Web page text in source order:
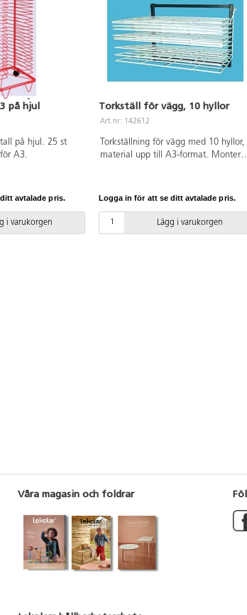
på hjul
på hjul. 25 st
A3.
avtalade pris.
i varukorgen
Torkställ för vägg, 10 hyllor
Art.nr: 142612
Torkställning för vägg med 10 hyllor,
material upp till A3-format.
Mått: 50x41x36 cm. Av stål.
Logga in för att se ditt avtalade pris.
Lägg i varukorgen
Våra magasin och foldrar